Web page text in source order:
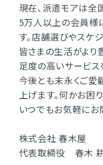
現在、派遣モアは全
5万人以上の会員様
す。店舗選びやスケ
皆さまの生活がより
足度の高いサービス
今後とも末永くご愛
上げます。何かお困
いつでもお気軽にお
株式会社 春木屋
代表取締役 春木